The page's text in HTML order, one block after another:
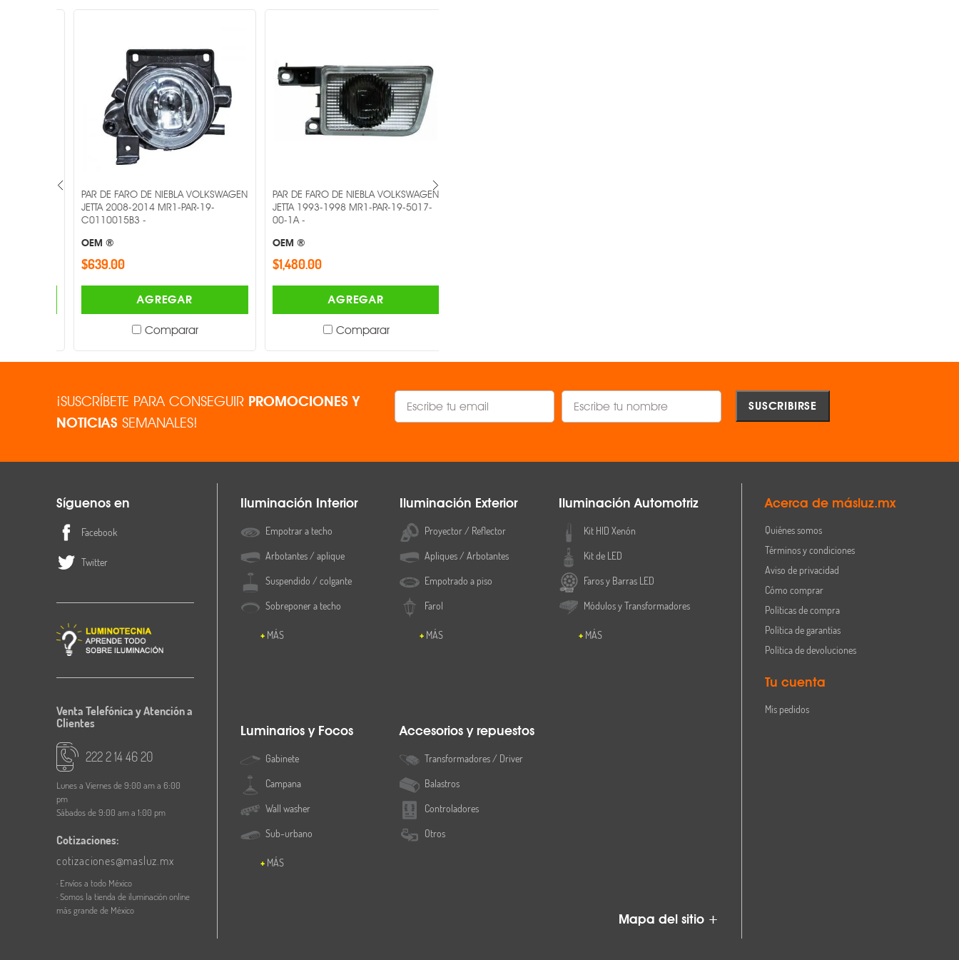
PAR DE FARO DE NIEBLA VOLKSWAGEN
JETTA 2008-2014 MR1-PAR-19-
C0110015B3 -
OEM ®
$639.00
AGREGAR
Comparar
PAR DE FARO DE NIEBLA VOLKSWAGEN
JETTA 1993-1998 MR1-PAR-19-5017-
00-1A -
OEM ®
$1,480.00
AGREGAR
Comparar
¡SUSCRÍBETE PARA CONSEGUIR PROMOCIONES Y
NOTICIAS SEMANALES!
Síguenos en
Facebook
Twitter
Venta Telefónica y Atención a
Clientes
222 2 14 46 20
Lunes a Viernes de 9:00 am a 6:00
pm
Sábados de 9:00 am a 1:00 pm
Cotizaciones:
cotizaciones@masluz.mx
· Envíos a todo México
· Somos la tienda de iluminación online
más grande de México
Iluminación Interior
Empotrar a techo
Arbotantes / aplique
Suspendido / colgante
Sobreponer a techo
MÁS
Iluminación Exterior
Proyector / Reflector
Apliques / Arbotantes
Empotrado a piso
Farol
MÁS
Iluminación Automotriz
Kit HID Xenón
Kit de LED
Faros y Barras LED
Módulos y Transformadores
MÁS
Luminarios y Focos
Gabinete
Campana
Wall washer
Sub-urbano
MÁS
Accesorios y repuestos
Transformadores / Driver
Balastros
Controladores
Otros
Mapa del sitio +
Acerca de másluz.mx
Quiénes somos
Términos y condiciones
Aviso de privacidad
Cómo comprar
Políticas de compra
Política de garantías
Política de devoluciones
Tu cuenta
Mis pedidos